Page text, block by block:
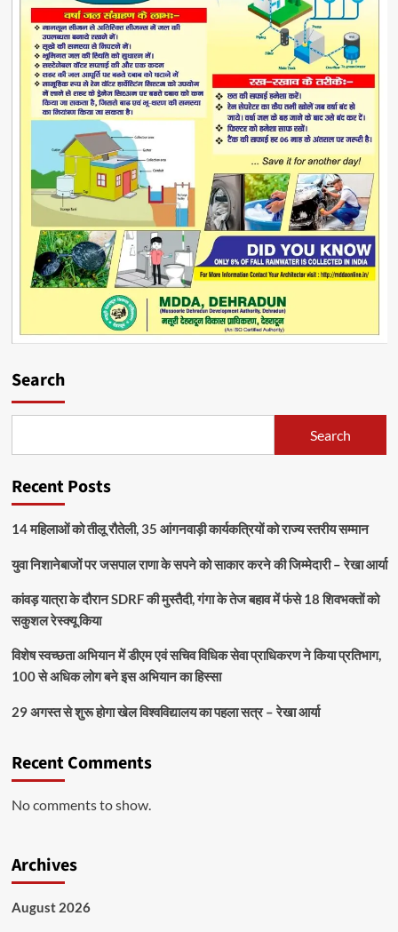
Search
Search
Recent Posts
14 महिलाओं को तीलू रौतेली, 35 आंगनवाड़ी कार्यकत्रियों को राज्य स्तरीय सम्मान
युवा निशानेबाजों पर जसपाल राणा के सपने को साकार करने की जिम्मेदारी – रेखा आर्या
कांवड़ यात्रा के दौरान SDRF की मुस्तैदी, गंगा के तेज बहाव में फंसे 18 शिवभक्तों को
सकुशल रेस्क्यू किया
विशेष स्वच्छता अभियान में डीएम एवं सचिव विधिक सेवा प्राधिकरण ने किया प्रतिभाग,
100 से अधिक लोग बने इस अभियान का हिस्सा
29 अगस्त से शुरू होगा खेल विश्वविद्यालय का पहला सत्र – रेखा आर्या
Recent Comments
No comments to show.
Archives
August 2026